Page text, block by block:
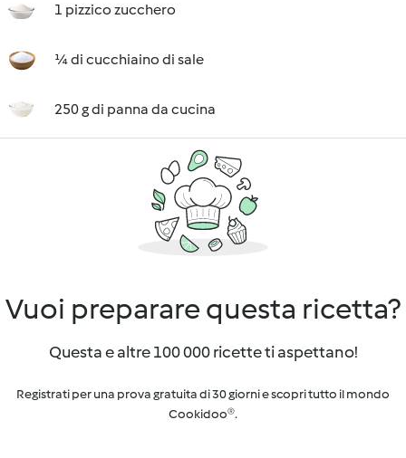
1 pizzico zucchero
¼ di cucchiaino di sale
250 g di panna da cucina
Vuoi preparare questa ricetta?
Questa e altre 100 000 ricette ti aspettano!
Registrati per una prova gratuita di 30 giorni e scopri tutto il mondo
Cookidoo®.